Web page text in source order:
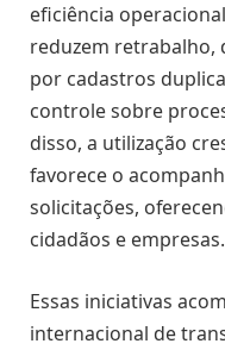
eficiência
reduzem retrabalho,
por cadastros
controle sobre
disso, a utilização
favorece o
solicitações,
cidadãos e empresas.
Essas iniciativas
internacional de